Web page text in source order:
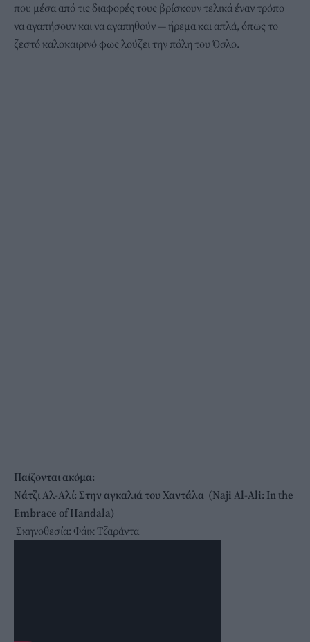
που μέσα από τις διαφορές τους βρίσκουν τελικά έναν τρόπο
να αγαπήσουν και να αγαπηθούν — ήρεμα και απλά, όπως το
ζεστό καλοκαιρινό φως λούζει την πόλη του Όσλο.
Παίζονται ακόμα:
Νάτζι Αλ-Αλί: Στην αγκαλιά του Χαντάλα (Naji Al-Ali: In the
Embrace ofHandala)
Σκηνοθεσία: Φάικ Τζαράντα